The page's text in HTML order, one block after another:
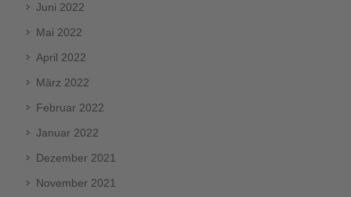
Juni 2022
Mai 2022
April 2022
März 2022
Februar 2022
Januar 2022
Dezember 2021
November 2021